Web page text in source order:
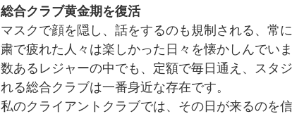
総合クラブ黄金期を復活
マスクで顔を隠し、話をするのも規制される、常
粛で疲れた人々は楽しかった日々を懐かしんでいま
数あるレジャーの中でも、定額で毎日通え、スタ
れる総合クラブは一番身近な存在です。
私のクライアントクラブでは、その日が来るのを